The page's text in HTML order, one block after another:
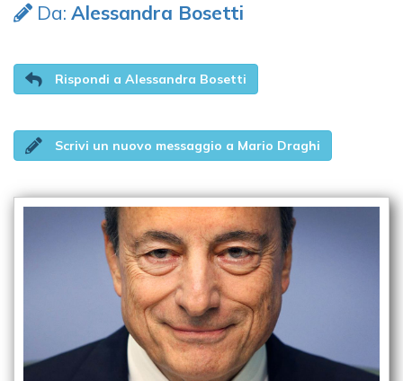
Da: Alessandra Bosetti
Rispondi a Alessandra Bosetti
Scrivi un nuovo messaggio a Mario Draghi